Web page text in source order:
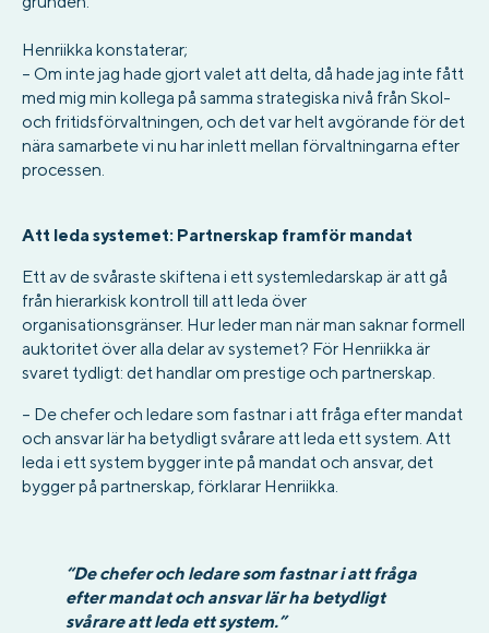
Henriikka konstaterar;
– Om inte jag hade gjort valet att delta, då hade jag inte fått
med mig min kollega på samma strategiska nivå från Skol-
och fritidsförvaltningen, och det var helt avgörande för det
nära samarbete vi nu har inlett mellan förvaltningarna efter
processen.
Att leda systemet: Partnerskap framför mandat
Ett av de svåraste skiftena i ett systemledarskap är att gå
från hierarkisk kontroll till att leda över
organisationsgränser. Hur leder man när man saknar formell
auktoritet över alla delar av systemet? För Henriikka är
svaret tydligt: det handlar om prestige och partnerskap.
– De chefer och ledare som fastnar i att fråga efter mandat
och ansvar lär ha betydligt svårare att leda ett system. Att
leda i ett system bygger inte på mandat och ansvar, det
bygger på partnerskap, förklarar Henriikka.
“De chefer och ledare som fastnar i att fråga
efter mandat och ansvar lär ha betydligt
svårare att leda ett system.”